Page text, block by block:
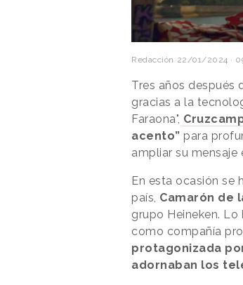
Redacción 22/01/2024 ·
Tres años después
gracias a la
Faraona",
acento” para
ampliar su mensaje
En esta ocasión se
país, Camarón de
grupo Heineken.
como compañía
protagonizada
adornaban los